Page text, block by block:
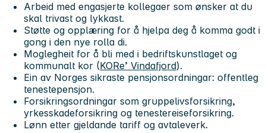
Arbeid med engasjerte kollegaer som ønsker at du
skal trivast og lykkast.
Støtte og opplæring for å hjelpa deg å komma godt i
gong i den nye rolla di.
Moglegheit for å bli med i bedriftskunstlaget og
kommunalt kor (KORe’ Vindafjord).
Ein av Norges sikraste pensjonsordningar: offentleg
tenestepensjon.
Forsikringsordningar som gruppelivsforsikring,
yrkesskadeforsikring og tenestereiseforsikring.
Lønn etter gjeldande tariff og avtaleverk.